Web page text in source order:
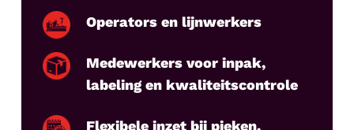
Operators en lijnwerkers
Medewerkers voor inpak,
labeling en kwaliteitscontrole
Flexibele inzet bij pieken,